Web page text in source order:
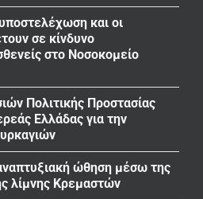
και οι
σε κίνδυνο
στο Νοσοκομείο
Πολιτικής Προστασίας
Ελλάδας για την
ώθηση μέσω της
λίμνης Κρεμαστών